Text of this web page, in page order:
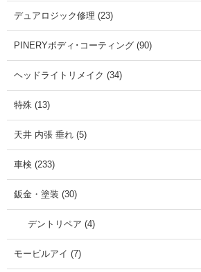
デュアロジック修理 (23)
PINERYボディ･コーティング (90)
ヘッドライトリメイク (34)
特殊 (13)
天井 内張 垂れ (5)
車検 (233)
鈑金・塗装 (30)
デントリペア (4)
モービルアイ (7)